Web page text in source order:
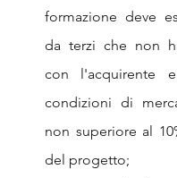
formazione deve
da terzi che non
con l'acquirente
condizioni di
non superiore al
del progetto;